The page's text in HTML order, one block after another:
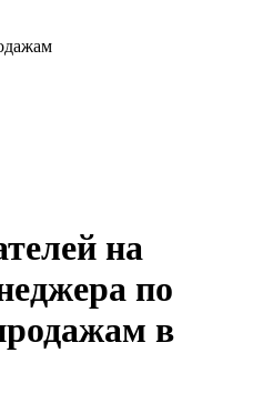
на
по
в